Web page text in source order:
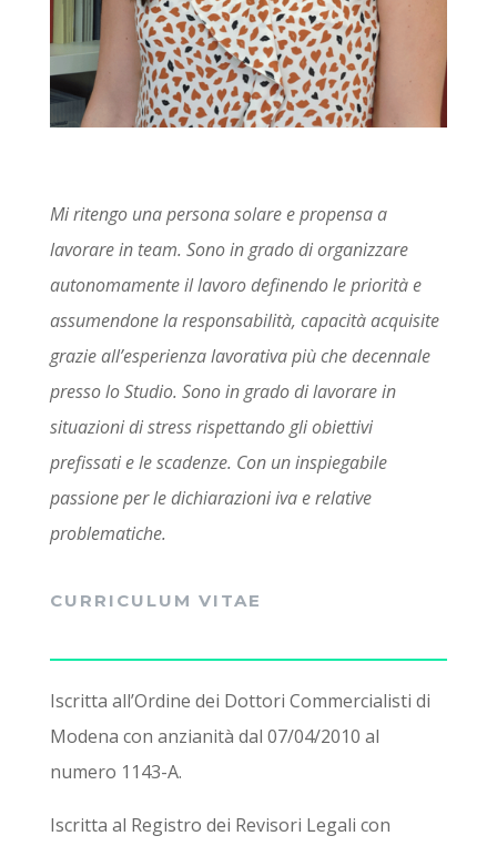
Mi ritengo una persona solare e propensa a
lavorare in team. Sono in grado di organizzare
autonomamente il lavoro definendo le priorità e
assumendone la responsabilità, capacità acquisite
grazie all’esperienza lavorativa più che decennale
presso lo Studio. Sono in grado di lavorare in
situazioni di stress rispettando gli obiettivi
prefissati e le scadenze. Con un inspiegabile
passione per le dichiarazioni iva e relative
problematiche.
CURRICULUM VITAE
Iscritta all’Ordine dei Dottori Commercialisti di
Modena con anzianità dal 07/04/2010 al
numero 1143-A.
Iscritta al Registro dei Revisori Legali con